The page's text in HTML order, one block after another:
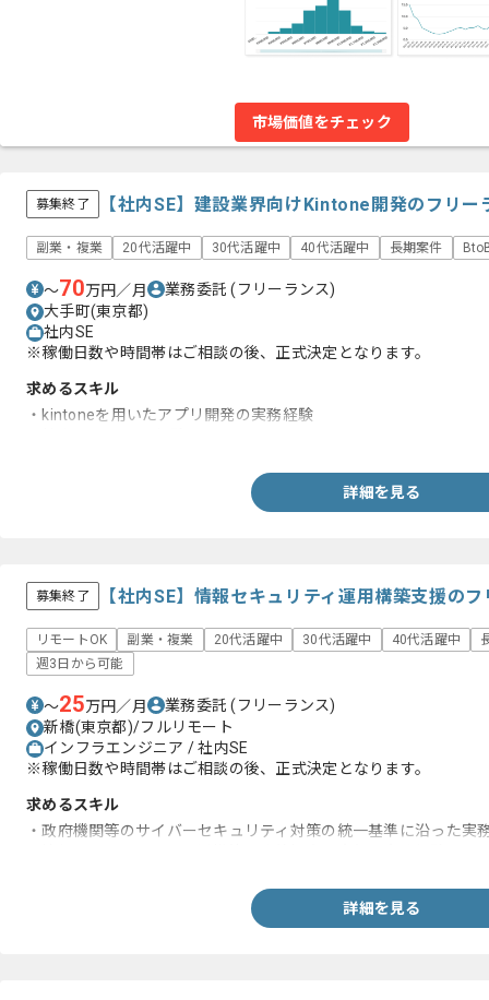
市場価値をチェック
募集終了 【社内SE】建設業界向けKintone開発のフリー
副業・複業 20代活躍中 30代活躍中 40代活躍中 長期案件
〜70万円／月 業務委託(フリーランス)
大手町(東京都)
社内SE
※稼働日数や時間帯はご相談の後、正式決定となります。
求めるスキル
・kintoneを用いたアプリ開発の実務経験
詳細を見る
募集終了 【社内SE】情報セキュリティ運用構築支援の
リモートOK 副業・複業 20代活躍中 30代活躍中 40代活躍中
週3日から可能
〜25万円／月 業務委託(フリーランス)
新橋(東京都)/フルリモート
インフラエンジニア / 社内SE
※稼働日数や時間帯はご相談の後、正式決定となります。
求めるスキル
・政府機関等のサイバーセキュリティ対策の統一基準に沿った実
詳細を見る